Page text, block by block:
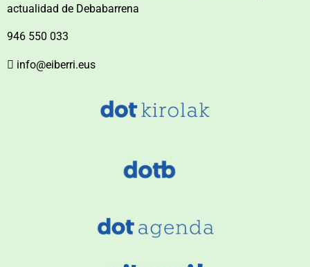
actualidad de Debabarrena
946 550 033
info@eiberri.eus